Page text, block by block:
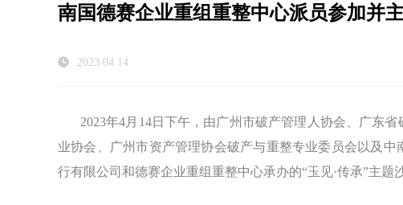
南国德赛企业重组重整中心派员参加并
2023.04.14
2023年4月14日下午，由广州市破产管理人协会、广东
业协会、广州市资产管理协会破产与重整专业委员会以及
行有限公司和德赛企业重组重整中心承办的“玉见·传承”主题